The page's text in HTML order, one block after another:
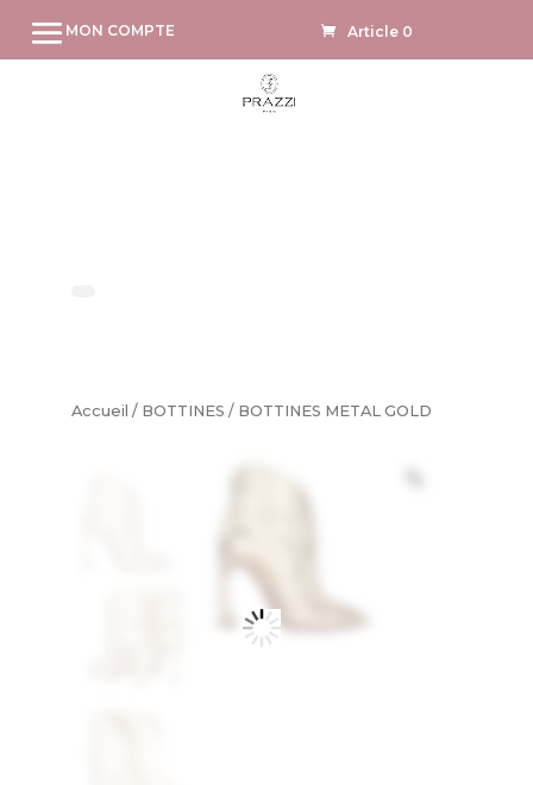
MON COMPTE Article 0
Accueil / BOTTINES / BOTTINES METAL GOLD